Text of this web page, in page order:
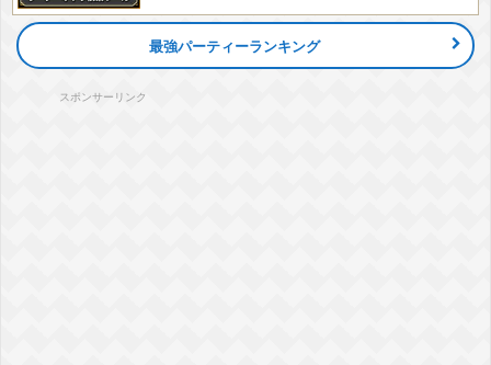
最強パーティーランキング
スポンサーリンク